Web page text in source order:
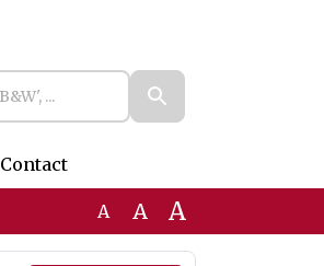
Contact
A A A